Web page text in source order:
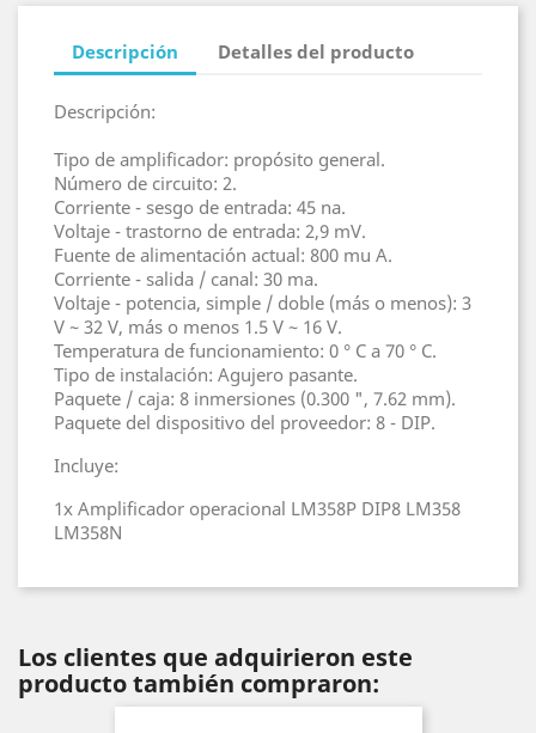
Descripción Detalles del producto
Descripción:
Tipo de amplificador: propósito general.
Número de circuito: 2.
Corriente - sesgo de entrada: 45 na.
Voltaje - trastorno de entrada: 2,9 mV.
Fuente de alimentación actual: 800 mu A.
Corriente - salida / canal: 30 ma.
Voltaje - potencia, simple / doble (más o menos): 3
V ~ 32 V, más o menos 1.5 V ~ 16 V.
Temperatura de funcionamiento: 0 ° C a 70 ° C.
Tipo de instalación: Agujero pasante.
Paquete / caja: 8 inmersiones (0.300 ", 7.62 mm).
Paquete del dispositivo del proveedor: 8 - DIP.
Incluye:
1x Amplificador operacional LM358P DIP8 LM358
LM358N
Los clientes que adquirieron este
producto también compraron: